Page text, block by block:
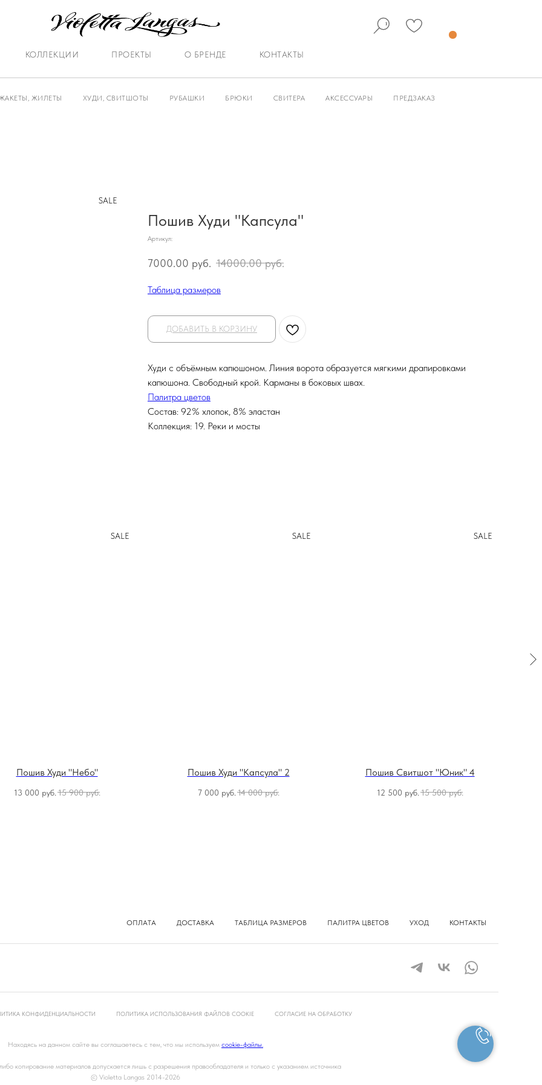
КОЛЛЕКЦИИ ПРОЕКТЫ О БРЕНДЕ КОНТАКТЫ
ЖИЛЕТЫ ХУДИ, СВИТШОТЫ РУБАШКИ БРЮКИ СВИТЕРА АКСЕССУАРЫ ПРЕДЗАКАЗ
SALE
Пошив Худи "Капсула"
Артикул:
7000.00 руб. 14000.00 руб.
Таблица размеров
ДОБАВИТЬ В КОРЗИНУ
Худи с объёмным капюшоном. Линия ворота образуется мягкими драпировками
капюшона. Свободный крой. Карманы в боковых швах.
Палитра цветов
Состав: 92% хлопок, 8% эластан
Коллекция: 19. Реки и мосты
SALE
Пошив Худи "Небо"
13 000 руб. 15 900 руб.
SALE
Пошив Худи "Капсула" 2
7 000 руб. 14 000 руб.
SALE
Пошив Свитшот "Юник" 4
12 500 руб. 15 500 руб.
ОПЛАТА ДОСТАВКА ТАБЛИЦА РАЗМЕРОВ ПАЛИТРА ЦВЕТОВ УХОД КОНТАКТЫ
КОНФИДЕНЦИАЛЬНОСТИ ПОЛИТИКА ИСПОЛЬЗОВАНИЯ ФАЙЛОВ COOKIE СОГЛАСИЕ НА ОБРАБОТКУ
Находясь на данном сайте вы соглашаетесь с тем, что мы используем cookie-файлы.
копирование материалов допускается лишь с разрешения правообладателя и только с указанием источника
© Violetta Langas 2014-2026